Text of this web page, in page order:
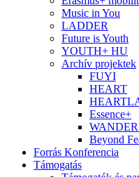
Music in You
LADDER
Future is Youth
YOUTH+ HU
Archív projektek
FUYI
HEART
Essence+
Beyond
Forrás Konferencia
Támogatás